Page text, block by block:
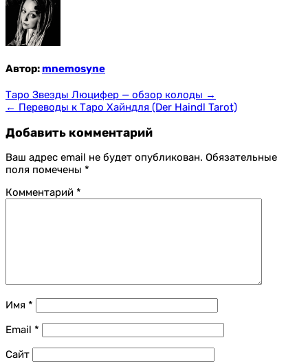
Автор:mnemosyne
Навигация
по
записям
Таро Звезды Люцифер — обзор колоды →
← Переводы к Таро Хайндля (Der Haindl Tarot)
Добавить комментарий
Ваш адрес email не будет опубликован. Обязательные
поля помечены *
Комментарий *
Имя *
Email *
Сайт